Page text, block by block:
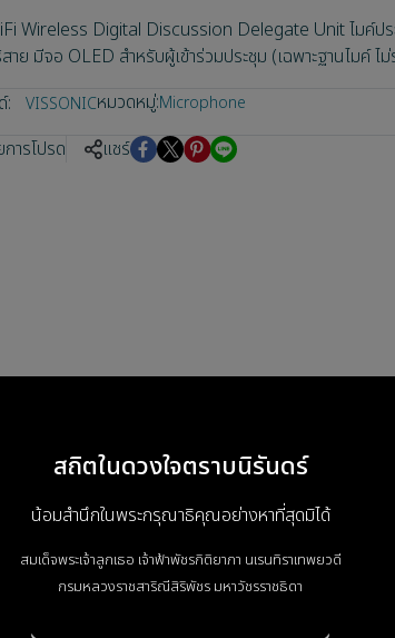
Wireless Digital Discussion Delegate Unit ไมค์ป
าย มีจอ OLED สำหรับผู้เข้าร่วมประชุม (เฉพาะฐานไมค์ ไ
:
VISSONICหมวดหมู่:Microphone
การโปรด แชร์
สถิตในดวงใจตราบนิรันดร์
น้อมสำนึกในพระกรุณาธิคุณอย่างหาที่สุดมิได้
สมเด็จพระเจ้าลูกเธอ เจ้าฟ้าพัชรกิติยาภา นเรนทิราเทพยวดี
กรมหลวงราชสาริณีสิริพัชร มหาวัชรราชธิดา